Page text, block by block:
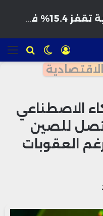
للبحث الوضع
المظلم
تسجيل
الدخول
الاقتصادية
الاصطناعي
تصل للصين
العقوبات